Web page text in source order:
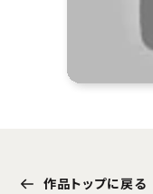
作品トップに戻る